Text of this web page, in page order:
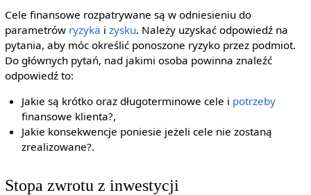
Cele finansowe rozpatrywane są w odniesieniu do
parametrów ryzyka i zysku. Należy uzyskać odpowiedź na
pytania, aby móc określić ponoszone ryzyko przez podmiot.
Do głównych pytań, nad jakimi osoba powinna znaleźć
odpowiedź to:
Jakie są krótko oraz długoterminowe cele i potrzeby
finansowe klienta?,
Jakie konsekwencje poniesie jeżeli cele nie zostaną
zrealizowane?.
Stopa zwrotu z inwestycji